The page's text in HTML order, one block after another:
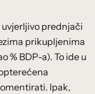
uvjerljivo prednjači
prikupljenima
% BDP-a). To ide u
Ipak,